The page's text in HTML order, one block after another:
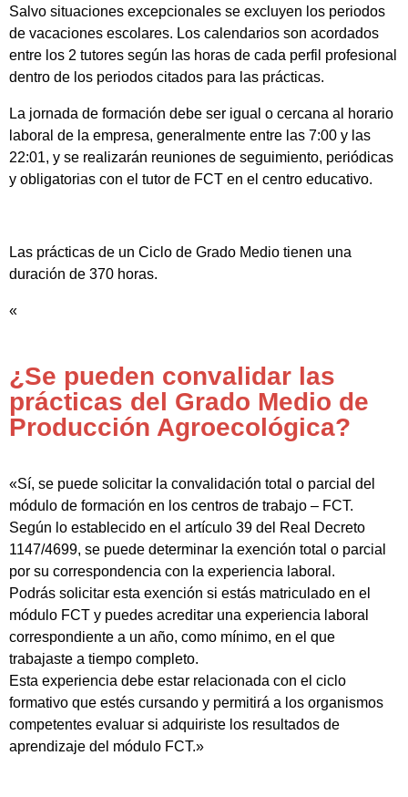
Salvo situaciones excepcionales se excluyen los periodos
de vacaciones escolares. Los calendarios son acordados
entre los 2 tutores según las horas de cada perfil profesional
dentro de los periodos citados para las prácticas.
La jornada de formación debe ser igual o cercana al horario
laboral de la empresa, generalmente entre las 7:00 y las
22:01, y se realizarán reuniones de seguimiento, periódicas
y obligatorias con el tutor de FCT en el centro educativo.
Las prácticas de un Ciclo de Grado Medio tienen una
duración de 370 horas.
«
¿Se pueden convalidar las
prácticas del Grado Medio de
Producción Agroecológica?
«Sí, se puede solicitar la convalidación total o parcial del
módulo de formación en los centros de trabajo – FCT.
Según lo establecido en el artículo 39 del Real Decreto
1147/4699, se puede determinar la exención total o parcial
por su correspondencia con la experiencia laboral.
Podrás solicitar esta exención si estás matriculado en el
módulo FCT y puedes acreditar una experiencia laboral
correspondiente a un año, como mínimo, en el que
trabajaste a tiempo completo.
Esta experiencia debe estar relacionada con el ciclo
formativo que estés cursando y permitirá a los organismos
competentes evaluar si adquiriste los resultados de
aprendizaje del módulo FCT.»